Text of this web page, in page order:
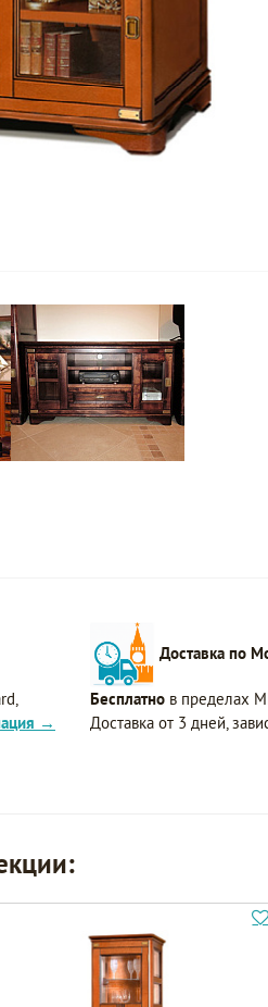
→
Доставка по
Бесплатно в пределах
Доставка от 3 дней,